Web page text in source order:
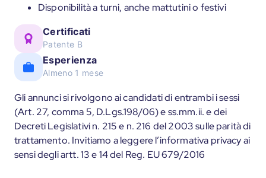
Disponibilità a turni, anche mattutini o festivi
Certificati
Patente B
Esperienza
Almeno 1 mese
Gli annunci si rivolgono ai candidati di entrambi i sessi
(Art. 27, comma 5, D.Lgs.198/06) e ss.mm.ii. e dei
Decreti Legislativi n. 215 e n. 216 del 2003 sulle parità di
trattamento. Invitiamo a leggere l’informativa privacy ai
sensi degli artt. 13 e 14 del Reg. EU 679/2016